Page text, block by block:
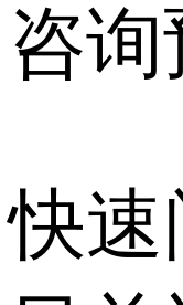
咨询
快速